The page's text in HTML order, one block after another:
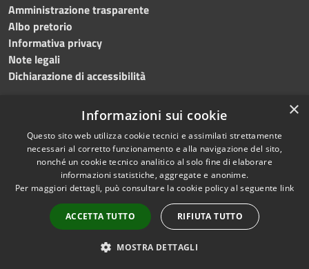
Amministrazione trasparente
Albo pretorio
Informativa privacy
Note legali
Dichiarazione di accessibilità
RSS
Accessibilità
Cookie
Mappa del sito
Numeri utili
Copyright © 2024 •
Comune diGrottaminarda
• Powered byMunicipium
•Redazione
×
Informazioni sui cookie
Questo sito web utilizza cookie tecnici e assimilati strettamente
necessari al corretto funzionamento e alla navigazione del sito,
nonché un cookie tecnico analitico al solo fine di elaborare
informazioni statistiche, aggregate e anonime.
Per maggiori dettagli, può consultare la cookie policy al seguente link
ACCETTA TUTTO RIFIUTA TUTTO
MOSTRA DETTAGLI